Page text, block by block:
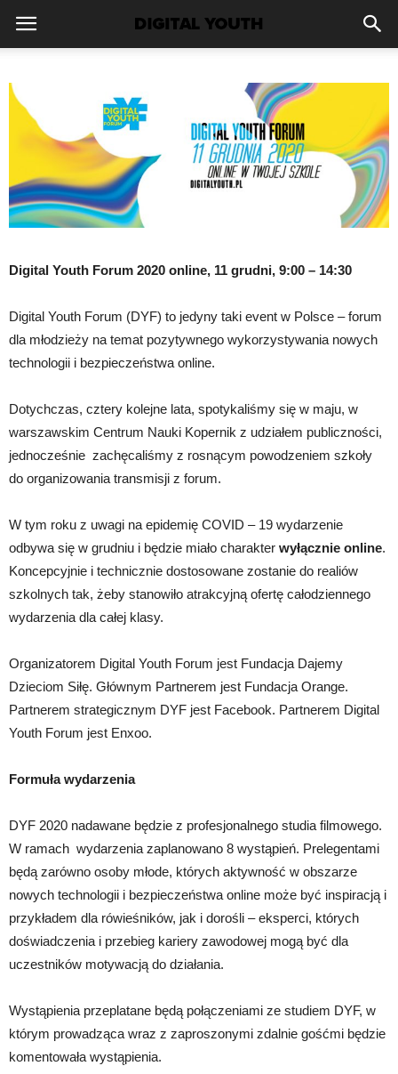
Digital Youth Forum 2020 online, 11 grudni, 9:00 – 14:30
Digital Youth Forum (DYF) to jedyny taki event w Polsce – forum
dla młodzieży na temat pozytywnego wykorzystywania nowych
technologii i bezpieczeństwa online.
Dotychczas, cztery kolejne lata, spotykaliśmy się w maju, w
warszawskim Centrum Nauki Kopernik z udziałem publiczności,
jednocześnie zachęcaliśmy z rosnącym powodzeniem szkoły
do organizowania transmisji z forum.
W tym roku z uwagi na epidemię COVID – 19 wydarzenie
odbywa się w grudniu i będzie miało charakter wyłącznie online.
Koncepcyjnie i technicznie dostosowane zostanie do realiów
szkolnych tak, żeby stanowiło atrakcyjną ofertę całodziennego
wydarzenia dla całej klasy.
Organizatorem Digital Youth Forum jest Fundacja Dajemy
Dzieciom Siłę. Głównym Partnerem jest Fundacja Orange.
Partnerem strategicznym DYF jest Facebook. Partnerem Digital
Youth Forum jest Enxoo.
Formuła wydarzenia
DYF 2020 nadawane będzie z profesjonalnego studia filmowego.
W ramach wydarzenia zaplanowano 8 wystąpień. Prelegentami
będą zarówno osoby młode, których aktywność w obszarze
nowych technologii i bezpieczeństwa online może być inspiracją i
przykładem dla rówieśników, jak i dorośli – eksperci, których
doświadczenia i przebieg kariery zawodowej mogą być dla
uczestników motywacją do działania.
Wystąpienia przeplatane będą połączeniami ze studiem DYF, w
którym prowadząca wraz z zaproszonymi zdalnie gośćmi będzie
komentowała wystąpienia.